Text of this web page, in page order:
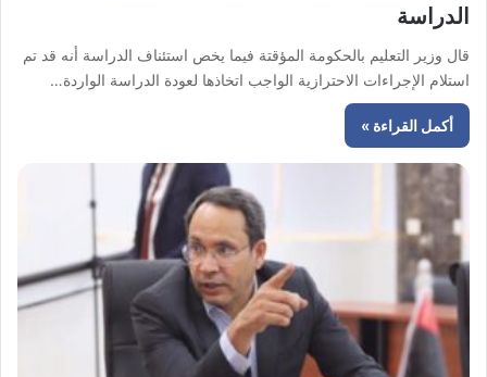
الدراسة
قال وزير التعليم بالحكومة المؤقتة فيما يخص استئناف الدراسة أنه قد تم
استلام الإجراءات الاحترازية الواجب اتخاذها لعودة الدراسة الواردة…
أكمل القراءة »